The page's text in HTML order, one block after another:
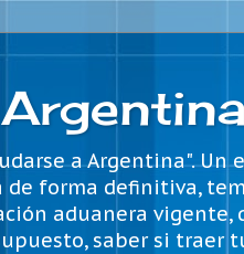
a Argentina".
forma definitiva,
aduanera
saber si traer